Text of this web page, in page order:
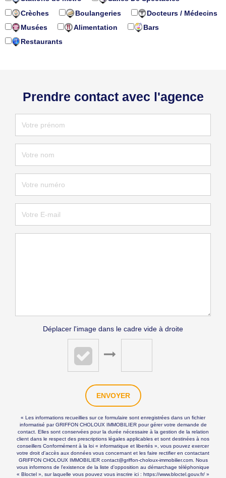
Crèches
Boulangeries
Docteurs / Médecins
Musées
Alimentation
Bars
Restaurants
Prendre contact avec l'agence
Déplacer l'image dans le cadre vide à droite
ENVOYER
« Les informations recueillies sur ce formulaire sont enregistrées dans un fichier
informatisé par GRIFFON CHOLOUX IMMOBILIER pour gérer votre demande de
contact. Elles sont conservées pour la durée nécessaire à la gestion de la relation
client dans le respect des prescriptions légales applicables et sont destinées à nos
conseillers Conformément à la loi « informatique et libertés », vous pouvez exercer
votre droit d'accès aux données vous concernant et les faire rectifier en contactant
GRIFFON CHOLOUX IMMOBILIER contact@griffon-choloux-immobilier.com. Nous
vous informons de l'existence de la liste d'opposition au démarchage téléphonique
« Bloctel », sur laquelle vous pouvez vous inscrire ici : https://www.bloctel.gouv.fr/ »